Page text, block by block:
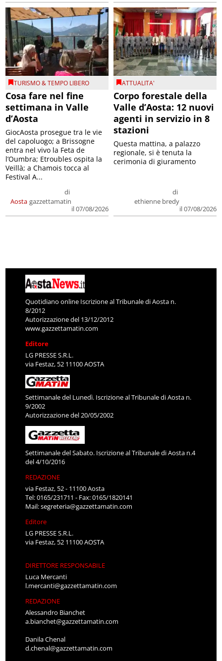
TURISMO & TEMPO LIBERO
Cosa fare nel fine
settimana in Valle
d’Aosta
Aosta
di
gazzettamatin
il 07/08/2026
GiocAosta prosegue tra le vie
del capoluogo; a Brissogne
entra nel vivo la Feta de
l’Oumbra; Etroubles ospita la
Veillà; a Chamois tocca al
Festival A...
ATTUALITA'
Corpo forestale della
Valle d’Aosta: 12 nuovi
agenti in servizio in 8
stazioni
di
ethienne bredy
il 07/08/2026
Questa mattina, a palazzo
regionale, si è tenuta la
cerimonia di giuramento
Quotidiano online Iscrizione al Tribunale di Aosta n.
8/2012
Autorizzazione del 13/12/2012
www.gazzettamatin.com
Editore
LG PRESSE S.R.L.
via Festaz, 52 11100 AOSTA
Settimanale del Lunedì. Iscrizione al Tribunale di Aosta n.
9/2002
Autorizzazione del 20/05/2002
Settimanale del Sabato. Iscrizione al Tribunale di Aosta n.4
del 4/10/2016
REDAZIONE
via Festaz, 52 - 11100 Aosta
Tel: 0165/231711 - Fax: 0165/1820141
Mail:segreteria@gazzettamatin.com
Editore
LG PRESSE S.R.L.
via Festaz, 52 11100 AOSTA
DIRETTORE RESPONSABILE
Luca Mercanti
l.mercanti@gazzettamatin.com
REDAZIONE
Alessandro Bianchet
a.bianchet@gazzettamatin.com
Danila Chenal
d.chenal@gazzettamatin.com